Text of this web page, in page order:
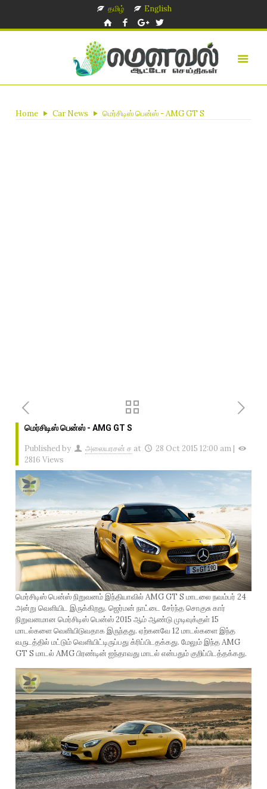
தமிழ் English
Home Car News மெர்சிடிஸ் பென்ஸ் - AMG GT S
மெர்சிடிஸ் பென்ஸ் - AMG GT S
Published by அலையரசன் ச at 28 Oct 2015 12:00 am |
2816 Views
மெர்சிடிஸ் பென்ஸ் நிறுவனம் இந்தியாவில் AMG GT S மாடலை நவம்பர் 24
அன்று வெளியிட இருக்கிறது. ஜெர்மன் நாட்டை சேர்ந்த சொகுசு கார்
நிறுவனமான மெர்சிடிஸ் பென்ஸ் 2015 ஆம் ஆண்டு முடிவுக்குள் 15
மாடல்களை வெளியிடுவதாக இருந்தது. ஏற்கனவே 12 மாடல்களை இந்த
வருடத்தில் மட்டும் வெளியிட்டிருப்பது க்ரிப்பிடதக்கது. மேலும் இந்த AMG
GT S மாடல் AMG பிரண்டின் ஐந்தாவது மாடல் என்பதும் குறிப்பிடத்தக்கது.